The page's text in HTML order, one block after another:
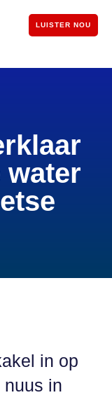
LUISTER NOU
water
in op
nuus in